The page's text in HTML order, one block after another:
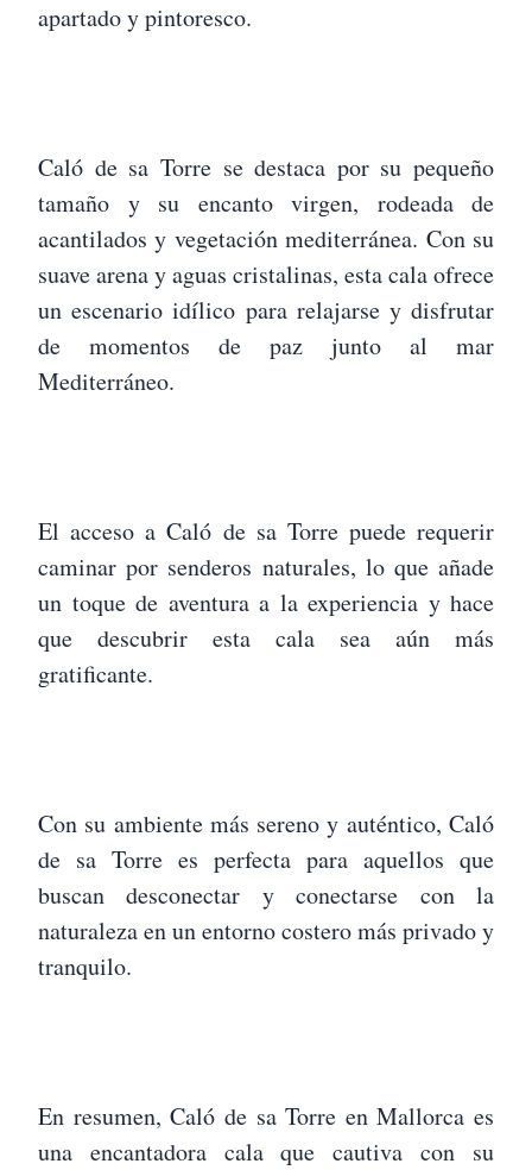
apartado y pintoresco.
Caló de sa Torre se destaca por su pequeño
tamaño y su encanto virgen, rodeada de
acantilados y vegetación mediterránea. Con su
suave arena y aguas cristalinas, esta cala ofrece
un escenario idílico para relajarse y disfrutar
de momentos de paz junto al mar
Mediterráneo.
El acceso a Caló de sa Torre puede requerir
caminar por senderos naturales, lo que añade
un toque de aventura a la experiencia y hace
que descubrir esta cala sea aún más
gratificante.
Con su ambiente más sereno y auténtico, Caló
de sa Torre es perfecta para aquellos que
buscan desconectar y conectarse con la
naturaleza en un entorno costero más privado y
tranquilo.
En resumen, Caló de sa Torre en Mallorca es
una encantadora cala que cautiva con su